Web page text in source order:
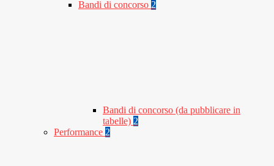
Bandi di concorso 2
Bandi di concorso (da pubblicare in
tabelle) 2
Performance 2